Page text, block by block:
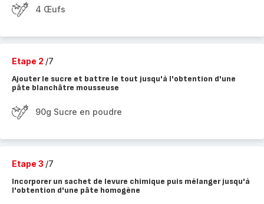
4 Œufs
Etape 2 /7
Ajouter le sucre et battre le tout jusqu'à l'obtention d'une
pâte blanchâtre mousseuse
90g Sucre en poudre
Etape 3 /7
Incorporer un sachet de levure chimique puis mélanger jusqu'à
l'obtention d'une pâte homogène